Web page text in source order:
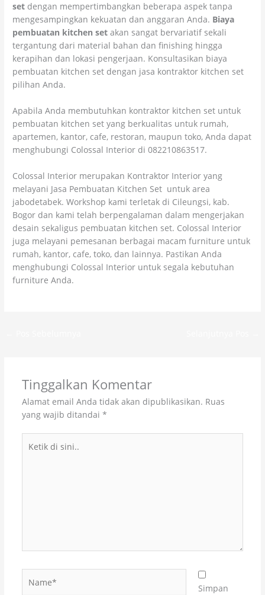
set dengan mempertimbangkan beberapa aspek tanpa
mengesampingkan kekuatan dan anggaran Anda. Biaya
pembuatan kitchen set akan sangat bervariatif sekali
tergantung dari material bahan dan finishing hingga
kerapihan dan lokasi pengerjaan. Konsultasikan biaya
pembuatan kitchen set dengan jasa kontraktor kitchen set
pilihan Anda.
Apabila Anda membutuhkan kontraktor kitchen set untuk
pembuatan kitchen set yang berkualitas untuk rumah,
apartemen, kantor, cafe, restoran, maupun toko, Anda dapat
menghubungi Colossal Interior di 082210863517.
Colossal Interior merupakan Kontraktor Interior yang
melayani Jasa Pembuatan Kitchen Set untuk area
jabodetabek. Workshop kami terletak di Cileungsi, kab.
Bogor dan kami telah berpengalaman dalam mengerjakan
desain sekaligus pembuatan kitchen set. Colossal Interior
juga melayani pemesanan berbagai macam furniture untuk
rumah, kantor, cafe, toko, dan lainnya. Pastikan Anda
menghubungi Colossal Interior untuk segala kebutuhan
furniture Anda.
Tinggalkan Komentar
Alamat email Anda tidak akan dipublikasikan. Ruas
yang wajib ditandai *
Simpan